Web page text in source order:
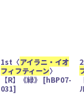
1st〈アイラニ・イオ
フィフティーン〉
【R】《緑》 [hBP07-
031]